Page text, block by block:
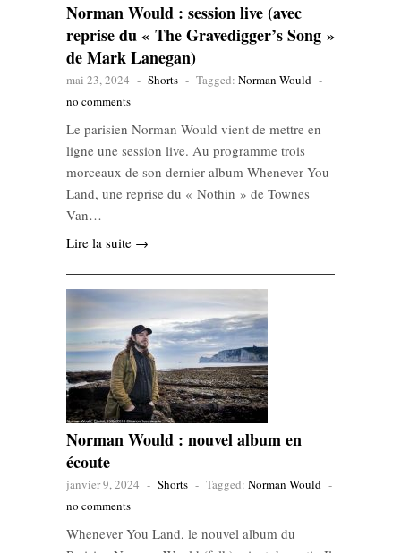
Norman Would : session live (avec
reprise du « The Gravedigger’s Song »
de Mark Lanegan)
mai 23, 2024 - Shorts - Tagged: Norman Would -
no comments
Le parisien Norman Would vient de mettre en
ligne une session live. Au programme trois
morceaux de son dernier album Whenever You
Land, une reprise du « Nothin » de Townes
Van…
Lire la suite →
Norman Would : nouvel album en
écoute
janvier 9, 2024 - Shorts - Tagged: Norman Would -
no comments
Whenever You Land, le nouvel album du